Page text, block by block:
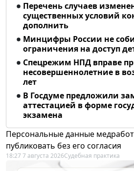
Перечень случаев
существенных условий
дополнить
Минцифры России не
ограничения на доступ
Спецрежим НПД вправе
несовершеннолетние в
лет
В Госдуме предложили
аттестацией в форме
экзамена
Персональные данные
публиковать без его согласия
18:27 7 августа 2026Судебная практика